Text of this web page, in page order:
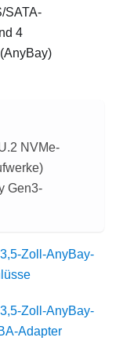
SATA-
4
NVMe-
Gen3-
Zoll-AnyBay-
Zoll-AnyBay-
Adapter